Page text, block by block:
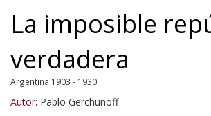
La imposible
verdadera
Argentina 1903 - 1930
Autor: Pablo Gerchunoff